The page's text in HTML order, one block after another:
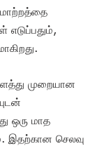
மாற்றத்தை
எடுப்பதும்,
முறையான
ஒரு மாத
இதற்கான செலவு